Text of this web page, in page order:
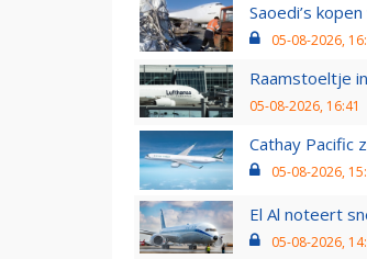
Saoedi’s
05-08-2026,
Raamstoeltje
05-08-2026, 16:41
Cathay Pacific
05-08-2026,
El Al noteert
05-08-2026,